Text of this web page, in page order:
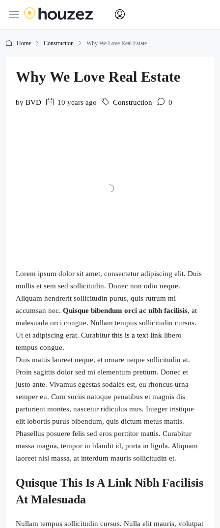
Home Construction Why We Love Real Estate
Why We Love Real Estate
by BVD 10 years ago Construction 0
Lorem ipsum dolor sit amet, consectetur adipiscing elit. Duis
mollis et sem sed sollicitudin. Donec non odio neque.
Aliquam hendrerit sollicitudin purus, quis rutrum mi
accumsan nec. Quisque bibendum orci ac nibh facilisis, at
malesuada orci congue. Nullam tempus sollicitudin cursus.
Ut et adipiscing erat. Curabitur this is a text link libero
tempus congue.
Duis mattis laoreet neque, et ornare neque sollicitudin at.
Proin sagittis dolor sed mi elementum pretium. Donec et
justo ante. Vivamus egestas sodales est, eu rhoncus urna
semper eu. Cum sociis natoque penatibus et magnis dis
parturient montes, nascetur ridiculus mus. Integer tristique
elit lobortis purus bibendum, quis dictum metus mattis.
Phasellus posuere felis sed eros porttitor mattis. Curabitur
massa magna, tempor in blandit id, porta in ligula. Aliquam
laoreet nisl massa, at interdum mauris sollicitudin et.
Quisque This Is A Link Nibh Facilisis
At Malesuada
Nullam tempus sollicitudin cursus. Nulla elit mauris, volutpat